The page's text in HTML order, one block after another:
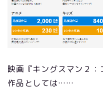
映画『キングスマン２
作品としては……